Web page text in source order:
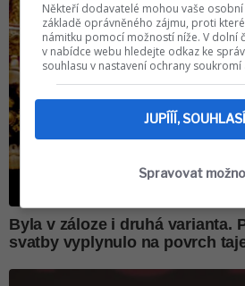
Někteří dodavatelé mohou vaše
základě oprávněného zájmu, proti
námitku pomocí možností níže. V dolní
v nabídce webu hledejte odkaz ke
souhlasu v nastavení ochrany
JUPÍÍÍ,
Spravovat